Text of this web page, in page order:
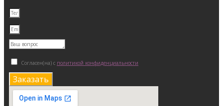
Согласен(на) с политикой конфиденциальности
Заказать